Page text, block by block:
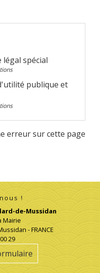
spécial
publique et
erreur sur cette page
!
de-Mussidan
Mairie
- FRANCE
29